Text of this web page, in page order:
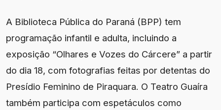
A Biblioteca Pública do Paraná (BPP) tem
programação infantil e adulta, incluindo a
exposição “Olhares e Vozes do Cárcere” a partir
do dia 18, com fotografias feitas por detentas do
Presídio Feminino de Piraquara. O Teatro Guaíra
também participa com espetáculos como